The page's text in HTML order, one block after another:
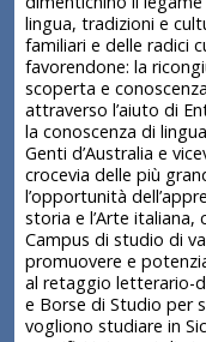
lingua, tradizioni e
familiari e delle radici
favorendone: la
scoperta e
attraverso l’aiuto di
la conoscenza di
Genti d’Australia e
crocevia delle più
l’opportunità
storia e l’Arte
Campus di studio di
promuovere e
al retaggio letterario-
e Borse di Studio per
vogliono studiare in